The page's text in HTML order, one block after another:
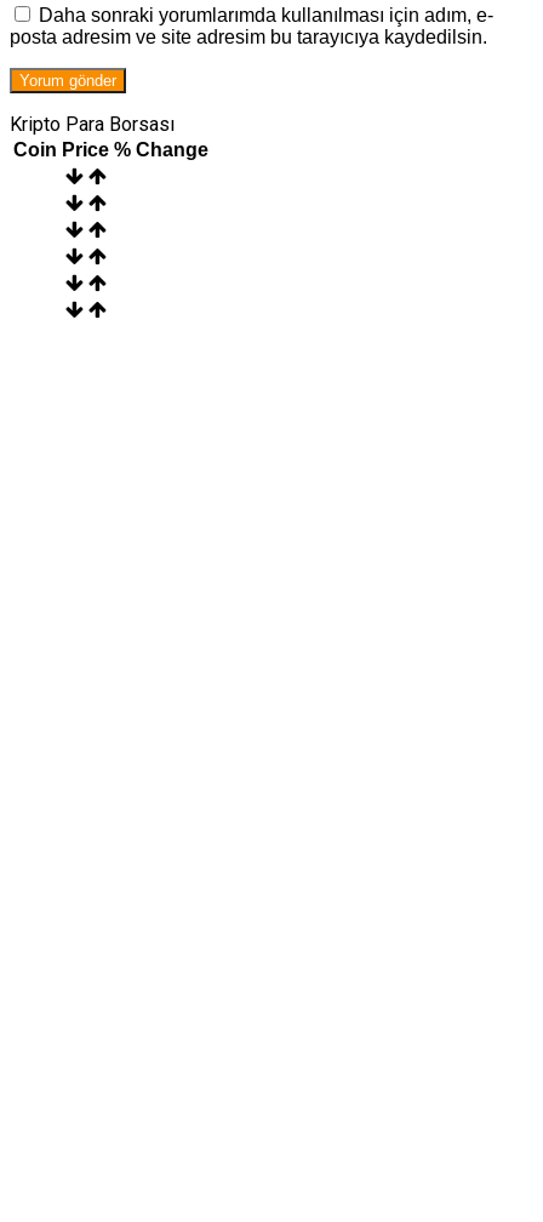
Daha sonraki yorumlarımda kullanılması için adım, e-
posta adresim ve site adresim bu tarayıcıya kaydedilsin.
Kripto Para Borsası
Coin Price % Change